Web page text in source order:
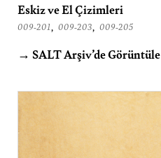
EN
Eskiz ve El Çizimleri
009-201, 009-203, 009-205
→ SALT Arşiv’de Görüntüle